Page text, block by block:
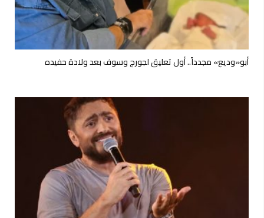
أبو«وديع» مجدداً.. أول تعليق لجورج وسوف بعد ولادة حفيده